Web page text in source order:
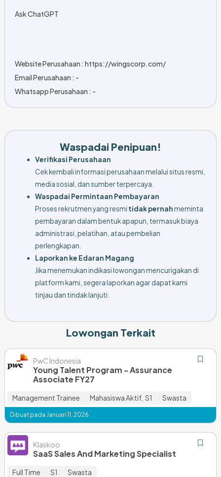
Ask ChatGPT
Website Perusahaan : https://wingscorp.com/
Email Perusahaan : -
Whatsapp Perusahaan : -
Waspadai Penipuan!
Verifikasi Perusahaan
Cek kembali informasi perusahaan melalui situs resmi,
media sosial, dan sumber terpercaya.
Waspadai Permintaan Pembayaran
Proses rekrutmen yang resmi tidak pernahmeminta
pembayaran dalam bentuk apapun, termasuk biaya
administrasi, pelatihan, atau pembelian
perlengkapan.
Laporkan ke Edaran Magang
Jika menemukan indikasi lowongan mencurigakan di
platform kami, segera laporkan agar dapat kami
tinjau dan tindak lanjuti.
Lowongan Terkait
PwC Indonesia
Young Talent Program - Assurance
Associate FY27
Management Trainee Mahasiswa Aktif S1 Swasta
Dibuat pada Januari 11, 2026
Klaskoo
SaaS Sales And Marketing Specialist
Full Time S1 Swasta